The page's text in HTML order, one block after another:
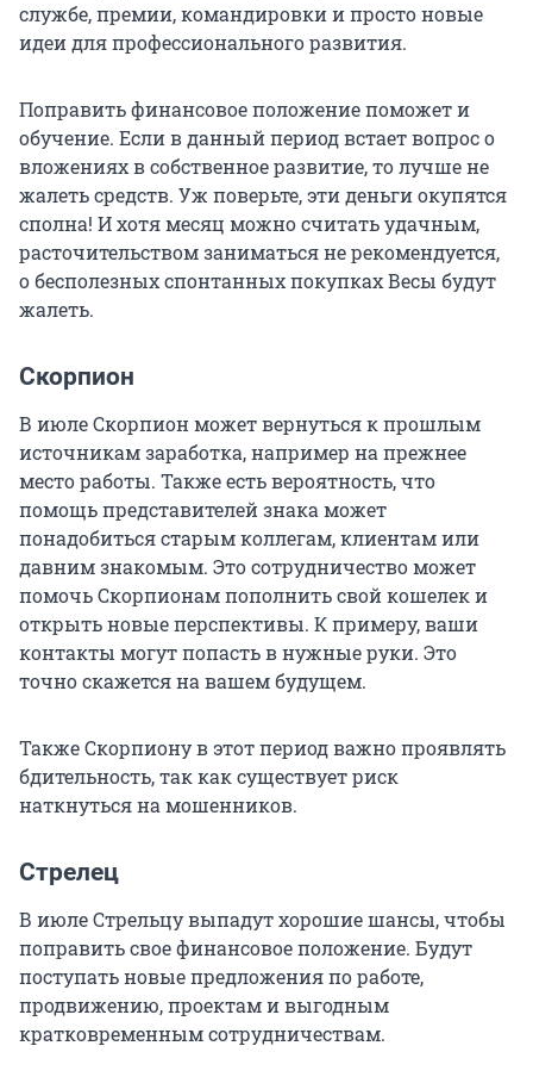
службе, премии, командировки и просто новые
идеи для профессионального развития.
Поправить финансовое положение поможет и
обучение. Если в данный период встает вопрос о
вложениях в собственное развитие, то лучше не
жалеть средств. Уж поверьте, эти деньги окупятся
сполна! И хотя месяц можно считать удачным,
расточительством заниматься не рекомендуется,
о бесполезных спонтанных покупках Весы будут
жалеть.
Скорпион
В июле Скорпион может вернуться к прошлым
источникам заработка, например на прежнее
место работы. Также есть вероятность, что
помощь представителей знака может
понадобиться старым коллегам, клиентам или
давним знакомым. Это сотрудничество может
помочь Скорпионам пополнить свой кошелек и
открыть новые перспективы. К примеру, ваши
контакты могут попасть в нужные руки. Это
точно скажется на вашем будущем.
Также Скорпиону в этот период важно проявлять
бдительность, так как существует риск
наткнуться на мошенников.
Стрелец
В июле Стрельцу выпадут хорошие шансы, чтобы
поправить свое финансовое положение. Будут
поступать новые предложения по работе,
продвижению, проектам и выгодным
кратковременным сотрудничествам.